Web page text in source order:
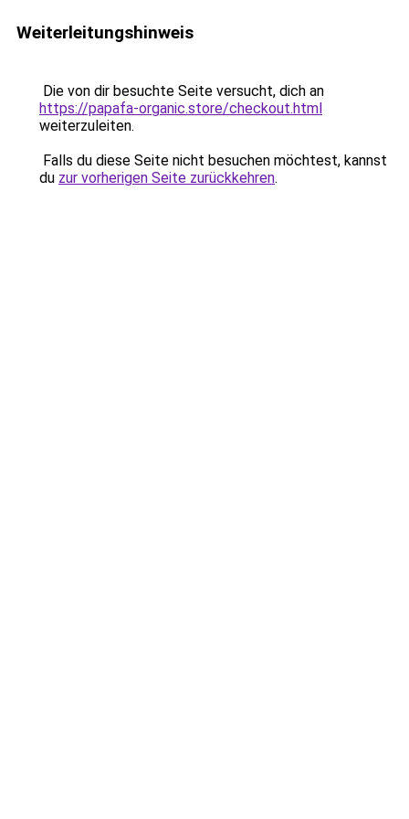
Weiterleitungshinweis
Die von dir besuchte Seite versucht, dich an
https://papafa-organic.store/checkout.html
weiterzuleiten.
Falls du diese Seite nicht besuchen möchtest, kannst
du zur vorherigen Seite zurückkehren.